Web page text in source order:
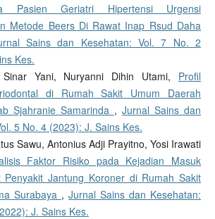
Pasien Geriatri Hipertensi Urgensi
Metode Beers Di Rawat Inap Rsud Daha
Sains dan Kesehatan: Vol. 7 No. 2
Kes.
Yani, Nuryanni Dihin Utami, Profil
di Rumah Sakit Umum Daerah
Sjahranie Samarinda ,Jurnal Sains dan
5 No. 4 (2023): J. Sains Kes.
Sawu, Antonius Adji Prayitno, Yosi Irawati
Faktor Risiko pada Kejadian Masuk
Penyakit Jantung Koroner di Rumah Sakit
Surabaya ,Jurnal Sains dan Kesehatan:
J. Sains Kes.